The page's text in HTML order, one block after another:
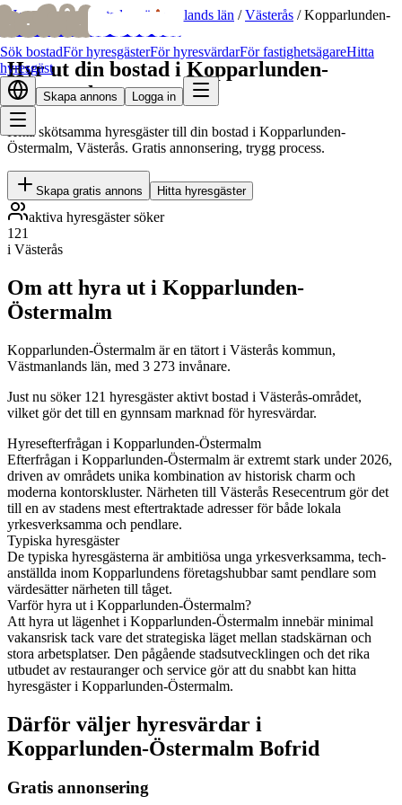
bofridbofrid
Sök bostadFör hyresgästerFör hyresvärdarFör fastighetsägareHitta
hyresgäst
Skapa annons Logga in
Hem/ Hyr ut bostad Västmanlands län /Västerås /Kopparlunden-
Östermalm
Hyr ut din bostad i Kopparlunden-
Östermalm
Hitta skötsamma hyresgäster till din bostad i Kopparlunden-
Östermalm, Västerås. Gratis annonsering, trygg process.
Skapa gratis annons Hitta hyresgäster
aktiva hyresgäster söker
121
i Västerås
Om att hyra ut i Kopparlunden-
Östermalm
Kopparlunden-Östermalm är en tätort i Västerås kommun,
Västmanlands län, med 3 273 invånare.
Just nu söker 121 hyresgäster aktivt bostad i Västerås-området,
vilket gör det till en gynnsam marknad för hyresvärdar.
Hyresefterfrågan i Kopparlunden-Östermalm
Efterfrågan i Kopparlunden-Östermalm är extremt stark under 2026,
driven av områdets unika kombination av historisk charm och
moderna kontorskluster. Närheten till Västerås Resecentrum gör det
till en av stadens mest eftertraktade adresser för både lokala
yrkesverksamma och pendlare.
Typiska hyresgäster
De typiska hyresgästerna är ambitiösa unga yrkesverksamma, tech-
anställda inom Kopparlundens företagshubbar samt pendlare som
värdesätter närheten till tåget.
Varför hyra ut i Kopparlunden-Östermalm?
Att hyra ut lägenhet i Kopparlunden-Östermalm innebär minimal
vakansrisk tack vare det strategiska läget mellan stadskärnan och
stora arbetsplatser. Den pågående stadsutvecklingen och det rika
utbudet av restauranger och service gör att du snabbt kan hitta
hyresgäster i Kopparlunden-Östermalm.
Därför väljer hyresvärdar i
Kopparlunden-Östermalm Bofrid
Gratis annonsering